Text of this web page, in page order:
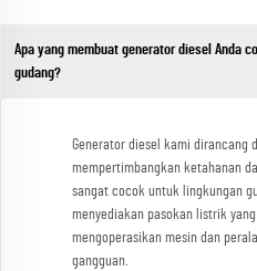
Apa yang membuat generator diesel Anda
gudang?
Generator diesel kami dirancang
mempertimbangkan ketahanan
sangat cocok untuk lingkungan
menyediakan pasokan listrik
mengoperasikan mesin dan
gangguan.